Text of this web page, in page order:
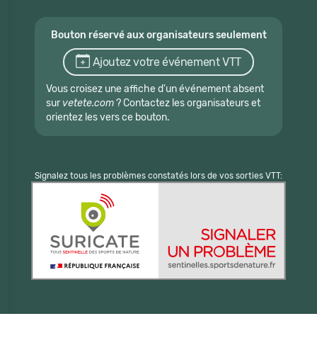
Bouton réservé aux organisateurs seulement
Ajoutez votre événement VTT
Vous croisez une affiche d'un événement absent
sur vetete.com? Contactez les organisateurs et
orientez les vers ce bouton.
Signalez tous les problèmes constatés lors de vos sorties VTT: